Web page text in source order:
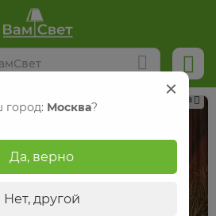
Реклама
город: Москва?
Да, верно
Нет, другой